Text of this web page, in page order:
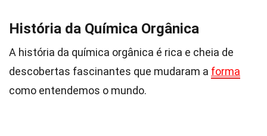
História da Química Orgânica
A história da química orgânica é rica e cheia de
descobertas fascinantes que mudaram a forma
como entendemos o mundo.